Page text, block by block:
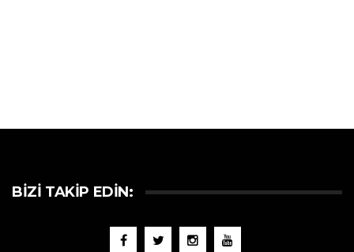
BIZI TAKIP EDIN: